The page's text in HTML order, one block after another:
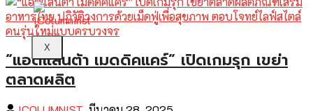
X
“แอตแลนต้า เมดดิคแคร์” เปิดเกมรุก เขย่า
ตลาดผลิต